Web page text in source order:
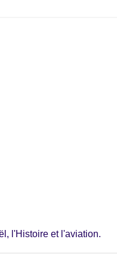
l'Histoire et l'aviation.